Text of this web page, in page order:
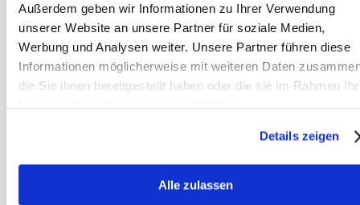
Außerdem geben wir Informationen zu Ihrer Verwendung
unserer Website an unsere Partner für soziale Medien,
Werbung und Analysen weiter. Unsere Partner führen diese
Informationen möglicherweise mit weiteren Daten
die Sie ihnen bereitgestellt haben oder die sie im Rahmen
Details zeigen
Alle zulassen
verschiedene medizinische und
pharmakologische Eigenschaften
verantwortlich sind, jedoch sind
weitere Untersuchungen notwendig,
Alle Sanoanimal Kräutertipps findest